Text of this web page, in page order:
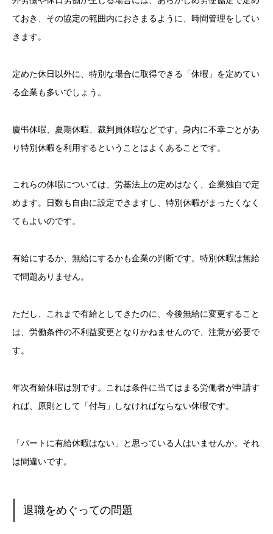
ておき、その協定の範囲内におさまるように、時間管理をしてい
きます。
定めた休日以外に、特別な場合に取得できる「休暇」を定めてい
る企業も多いでしょう。
慶弔休暇、夏期休暇、裁判員休暇などです。身内に不幸ごとがあ
り特別休暇を利用するということはよくあることです。
これらの休暇については、労基法上の定めはなく、企業独自で定
めます。日数も自由に設定できますし、特別休暇がまったくなく
てもよいのです。
有給にするか、無給にするかも企業の判断です。特別休暇は無給
で問題ありません。
ただし、これまで有給としてきたのに、今後無給に変更すること
は、労働条件の不利益変更となりかねませんので、注意が必要で
す。
年次有給休暇は別です。これは条件に当てはまる労働者が申請す
れば、原則として「付与」しなければならない休暇です。
「パートに有給休暇はない」と思っている人はいませんか。それ
は間違いです。
退職をめぐっての問題